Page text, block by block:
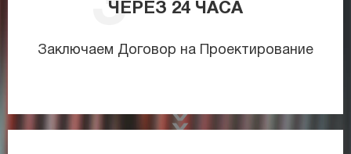
ЧЕРЕЗ 24 ЧАСА
Заключаем Договор на Проектирование